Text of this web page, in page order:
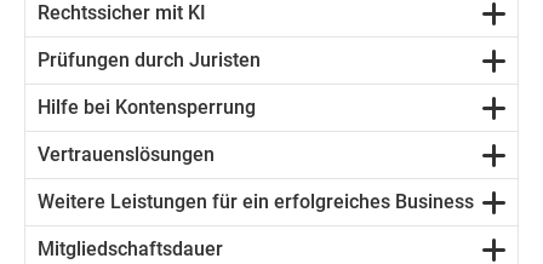
Rechtssicher mit KI
Prüfungen durch Juristen
Hilfe bei Kontensperrung
Vertrauenslösungen
Weitere Leistungen für ein erfolgreiches Business
Mitgliedschaftsdauer